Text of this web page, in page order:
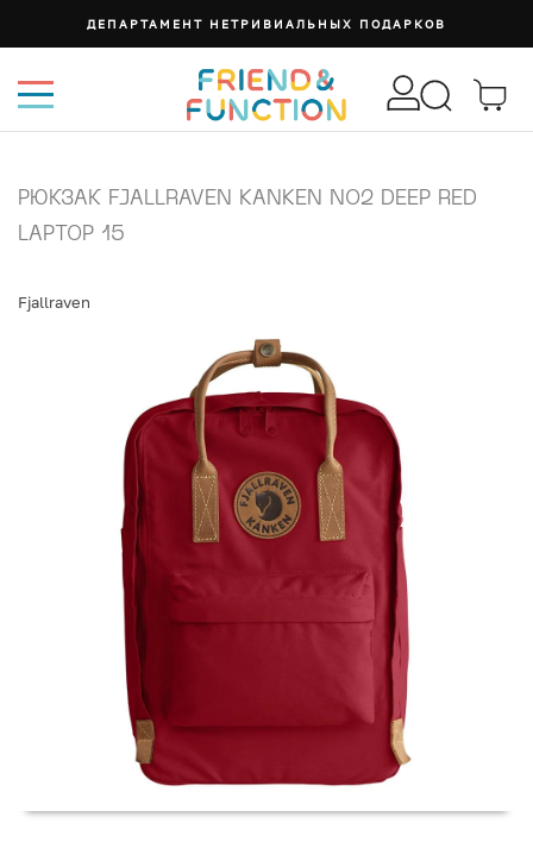
ДЕПАРТАМЕНТ НЕТРИВИАЛЬНЫХ ПОДАРКОВ
РЮКЗАК FJALLRAVEN KANKEN NO2 DEEP RED
LAPTOP 15
Fjallraven